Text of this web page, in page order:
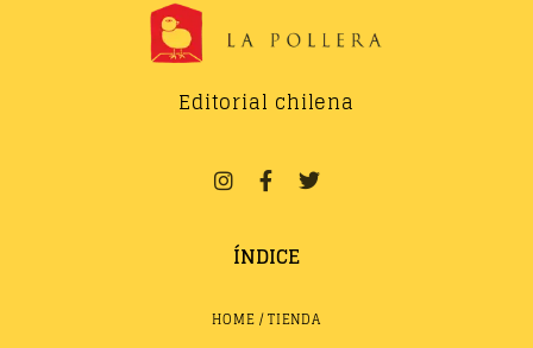
Editorial chilena
ÍNDICE
HOME / TIENDA